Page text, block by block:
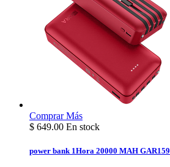
ComprarMás
$ 649.00 En stock
power bank 1Hora 20000 MAH GAR159